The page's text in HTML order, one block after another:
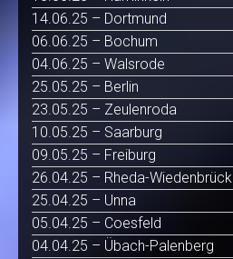
14.06.25 – Dortmund
06.06.25 – Bochum
04.06.25 – Walsrode
25.05.25 – Berlin
23.05.25 – Zeulenroda
10.05.25 – Saarburg
09.05.25 – Freiburg
26.04.25 – Rheda-Wiedenbrück
25.04.25 – Unna
05.04.25 – Coesfeld
04.04.25 – Übach-Palenberg